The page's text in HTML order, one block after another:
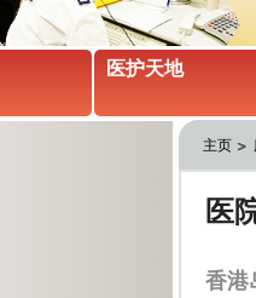
医护天地
主页